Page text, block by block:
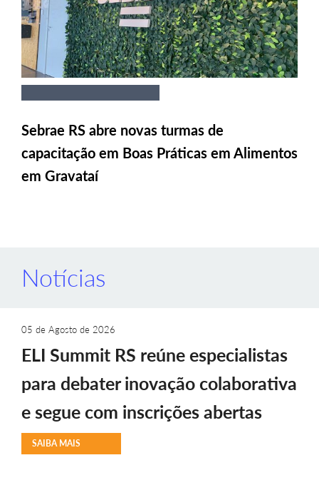
Sebrae RS abre novas turmas de
capacitação em Boas Práticas em Alimentos
em Gravataí
Notícias
05 de Agosto de 2026
ELI Summit RS reúne especialistas
para debater inovação colaborativa
e segue com inscrições abertas
SAIBA MAIS